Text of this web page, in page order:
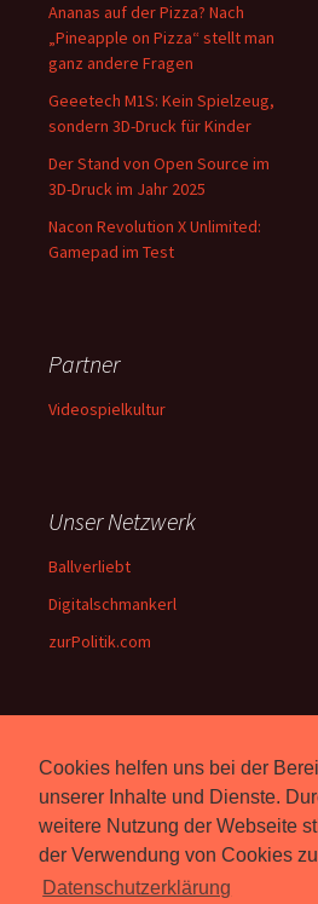
Cookies helfen uns bei der
unserer Inhalte und Dienste.
weitere Nutzung der Webseite
der Verwendung von Cookies
Datenschutzerklärung
Ananas auf der Pizza? Nach
„Pineapple on Pizza“ stellt man
ganz andere Fragen
Geeetech M1S: Kein Spielzeug,
sondern 3D-Druck für Kinder
Der Stand von Open Source im
3D-Druck im Jahr 2025
Nacon Revolution X Unlimited:
Gamepad im Test
Partner
Videospielkultur
Unser Netzwerk
Ballverliebt
Digitalschmankerl
zurPolitik.com
Über Uns
Rebell.atberichtet seit 2003
unabhängig über Computer-
und Videospiele. ( Impressum )